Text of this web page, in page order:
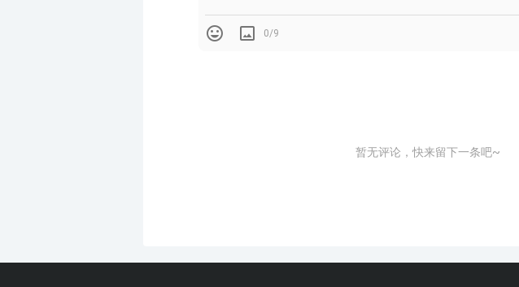
首先我们来了解淋浴房最基本的组成。
0/9
暂无评论，快来留下一条吧~